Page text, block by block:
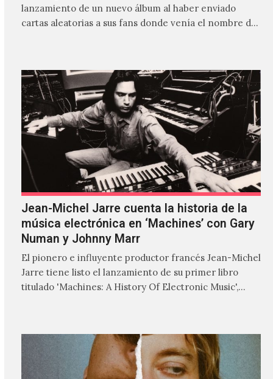
lanzamiento de un nuevo álbum al haber enviado
cartas aleatorias a sus fans donde venía el nombre de
Jean-Michel Jarre cuenta la historia de la
música electrónica en ‘Machines’ con Gary
Numan y Johnny Marr
El pionero e influyente productor francés Jean-Michel
Jarre tiene listo el lanzamiento de su primer libro
titulado 'Machines: A History Of Electronic Music',